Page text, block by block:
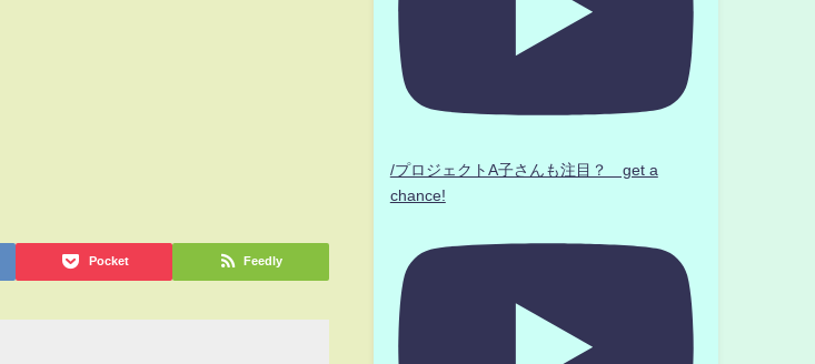
Pocket Feedly
/プロジェクトA子さんも注目？ get a
chance!